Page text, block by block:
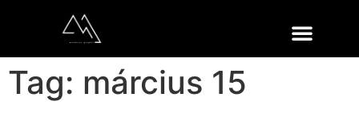
Tag: március 15